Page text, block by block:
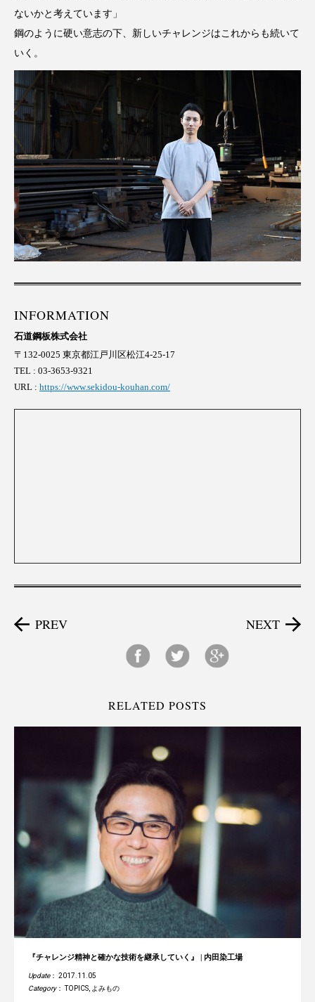
ないかと考えています」
鋼のように硬い意志の下、新しいチャレンジはこれからも続いて
いく。
INFORMATION
石道鋼板株式会社
〒132-0025 東京都江戸川区松江4-25-17
TEL : 03-3653-9321
URL : https://www.sekidou-kouhan.com/
PREV NEXT
RELATED POSTS
『チャレンジ精神と確かな技術を継承していく』 | 内田染工場
Update： 2017.11.05
Category：TOPICS よみもの